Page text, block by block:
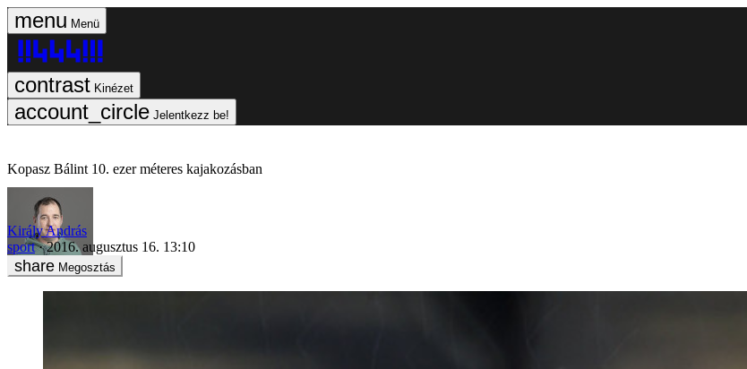
Menü
Kinézet
Jelentkezz be!
Kopasz Bálint 10. ezer méteres kajakozásban
Király András
sport
2016. augusztus 16. 13:10
Megosztás